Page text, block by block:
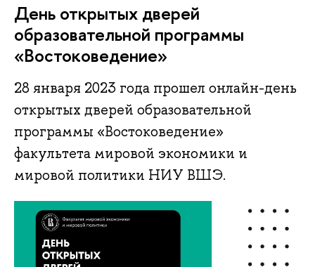
День открытых дверей
образовательной программы
«Востоковедение»
28 января 2023 года прошел онлайн-день
открытых дверей образовательной
программы «Востоковедение»
факультета мировой экономики и
мировой политики НИУ ВШЭ.